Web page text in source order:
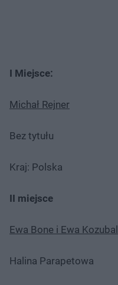
I Miejsce:
Michał Rejner
Bez tytułu
Kraj: Polska
II miejsce
Ewa Bone i Ewa Kozubal
Halina Parapetowa